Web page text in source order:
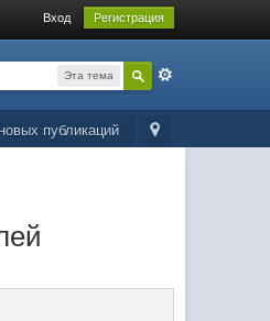
Вход Регистрация
Эта тема
публикаций